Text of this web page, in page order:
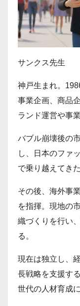
サンクス先生
神戸生まれ。
事業企画、商品
ランド運営や事
バブル崩壊後の
し、日本のファ
で乗り越えてきた
その後、海外事
を指揮。現地の
織づくりを行い
る。
現在は独立し、
長戦略を支援す
世代の人材育成